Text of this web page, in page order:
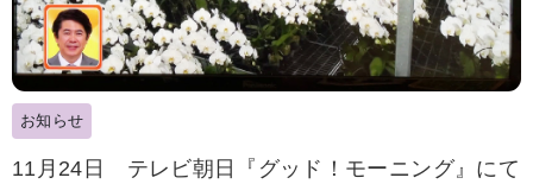
お知らせ
11月24日 テレビ朝日『グッド！モーニング』にて